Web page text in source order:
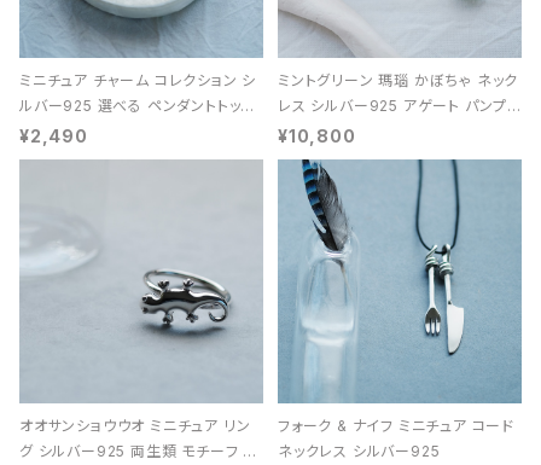
ミニチュア チャーム コレクション シ
ルバー925 選べる ペンダントトップ
レディース ユニセックス
¥2,490
ミントグリーン 瑪瑙 かぼちゃ ネック
レス シルバー925 アゲート パンプキ
ン 天然石 レディース
¥10,800
オオサンショウウオ ミニチュア リン
グ シルバー925 両生類 モチーフ レ
フォーク & ナイフ ミニチュア コード
ネックレス シルバー925